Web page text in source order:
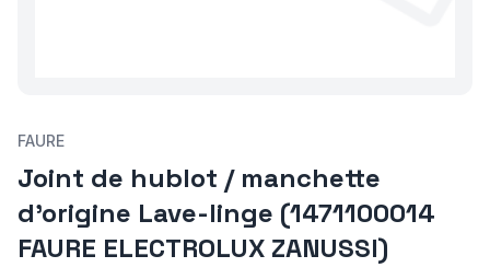
FAURE
Joint de hublot / manchette
d'origine Lave-linge (1471100014
FAURE ELECTROLUX ZANUSSI)